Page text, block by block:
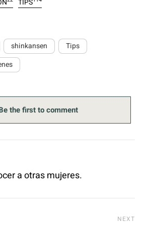
shinkansen
Tips
the first to comment
a otras mujeres.
NEXT